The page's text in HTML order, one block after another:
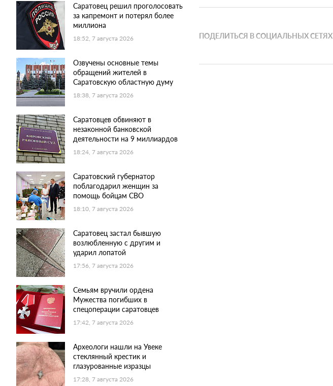
Саратовец решил проголосовать
за капремонт и потерял более
миллиона
18:52, 7 августа 2026
Озвучены основные темы
обращений жителей в
Саратовскую областную думу
18:38, 7 августа 2026
Саратовцев обвиняют в
незаконной банковской
деятельности на 9 миллиардов
18:24, 7 августа 2026
Саратовский губернатор
поблагодарил женщин за
помощь бойцам СВО
18:10, 7 августа 2026
Саратовец застал бывшую
возлюбленную с другим и
ударил лопатой
17:56, 7 августа 2026
Семьям вручили ордена
Мужества погибших в
спецоперации саратовцев
17:42, 7 августа 2026
Археологи нашли на Увеке
стеклянный крестик и
глазурованные изразцы
17:28, 7 августа 2026
ПОДЕЛИТЬСЯ В СОЦИАЛЬНЫХ СЕТЯХ